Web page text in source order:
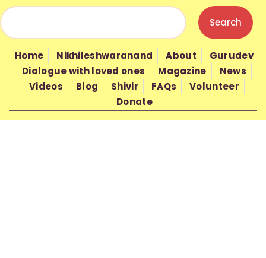
Home Nikhileshwaranand About
Gurudev
Dialogue with loved ones
Magazine
News
Videos
Blog Shivir FAQs
Volunteer
Donate
HOME
NIKHILESHWARANAND
ABOUT
GURUDEV
SHIVIR